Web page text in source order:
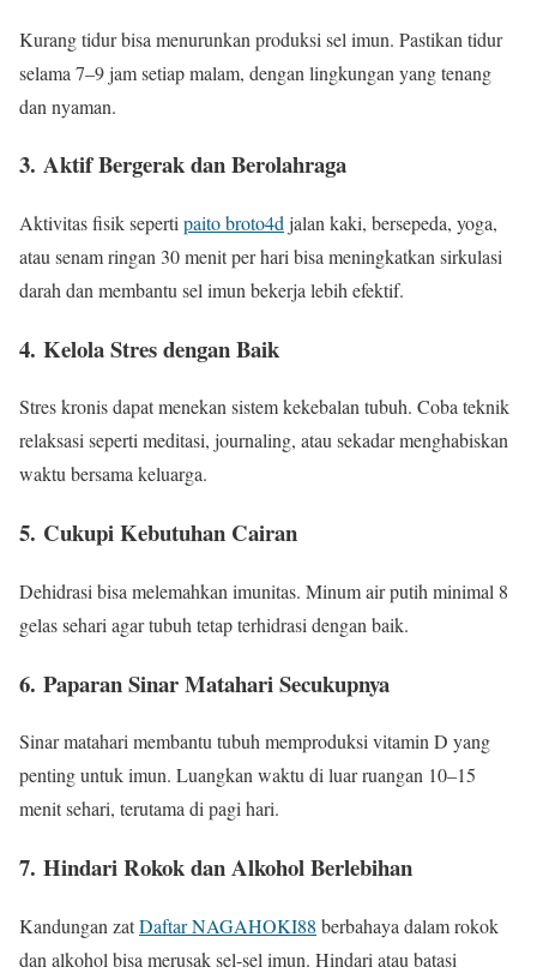
Kurang tidur bisa menurunkan produksi sel imun. Pastikan tidur
selama 7–9 jam setiap malam, dengan lingkungan yang tenang
dan nyaman.
3. Aktif Bergerak dan Berolahraga
Aktivitas fisik seperti paito broto4d jalan kaki, bersepeda, yoga,
atau senam ringan 30 menit per hari bisa meningkatkan sirkulasi
darah dan membantu sel imun bekerja lebih efektif.
4. Kelola Stres dengan Baik
Stres kronis dapat menekan sistem kekebalan tubuh. Coba teknik
relaksasi seperti meditasi, journaling, atau sekadar menghabiskan
waktu bersama keluarga.
5. Cukupi Kebutuhan Cairan
Dehidrasi bisa melemahkan imunitas. Minum air putih minimal 8
gelas sehari agar tubuh tetap terhidrasi dengan baik.
6. Paparan Sinar Matahari Secukupnya
Sinar matahari membantu tubuh memproduksi vitamin D yang
penting untuk imun. Luangkan waktu di luar ruangan 10–15
menit sehari, terutama di pagi hari.
7. Hindari Rokok dan Alkohol Berlebihan
Kandungan zatDaftar NAGAHOKI88 berbahaya dalam rokok
dan alkohol bisa merusak sel-sel imun. Hindari atau batasi